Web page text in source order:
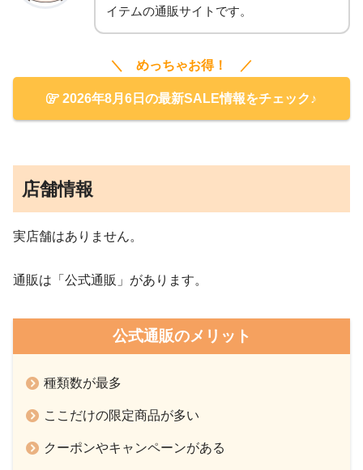
イテムの通販サイトです。
＼ めっちゃお得！ ／
2026年8月6日の最新SALE情報をチェック♪
店舗情報
実店舗はありません。
通販は「公式通販」があります。
公式通販のメリット
種類数が最多
ここだけの限定商品が多い
クーポンやキャンペーンがある